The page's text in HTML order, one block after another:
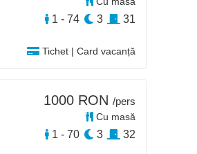
Tichet | Card vacanță
1 - 74 3 31
1000 RON /pers
Cu masă
1 - 70 3 32